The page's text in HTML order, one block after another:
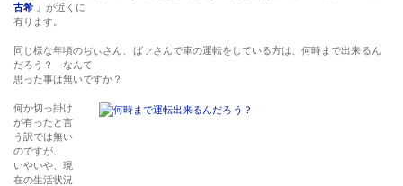
古希 』が近くに
有ります。
同じ様な年頃のぢぃさん、ばァさんで車の運転をしている方は、何時まで出来るん
だろう？ なんて
思った事は無いですか？
何か切っ掛け
が有ったと言
う訳では無い
のですが、
いやいや、現
在の生活状況